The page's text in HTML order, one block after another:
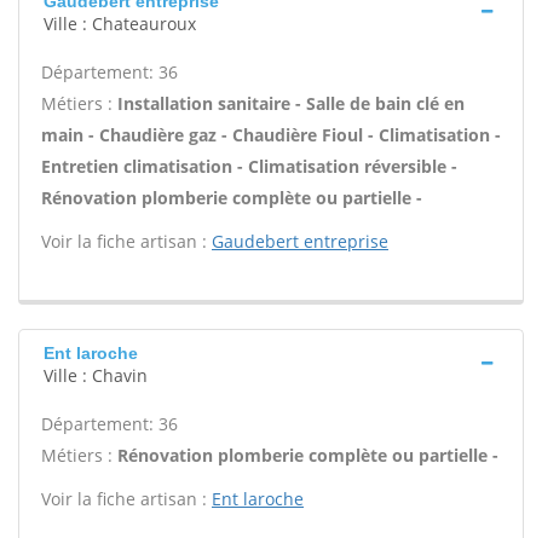
Ville : Chateauroux
Département: 36
Métiers : Installation sanitaire - Salle de bain clé en
main - Chaudière gaz - Chaudière Fioul - Climatisation -
Entretien climatisation - Climatisation réversible -
Rénovation plomberie complète ou partielle -
Voir la fiche artisan : Gaudebert entreprise
Ent laroche
Ville : Chavin
Département: 36
Métiers : Rénovation plomberie complète ou partielle -
Voir la fiche artisan : Ent laroche